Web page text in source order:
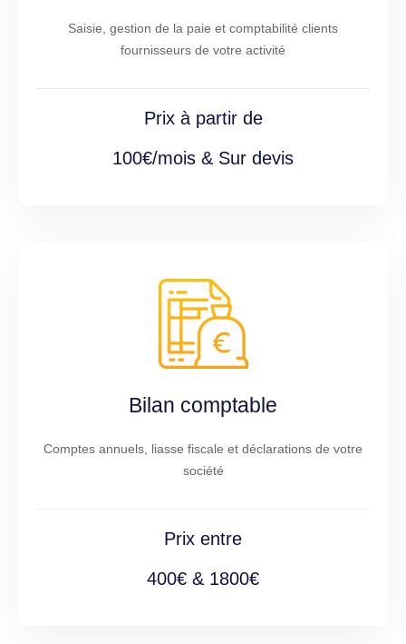
Saisie, gestion de la paie et comptabilité clients
fournisseurs de votre activité
Prix à partir de
100€/mois & Sur devis
Bilan comptable
Comptes annuels, liasse fiscale et déclarations de votre
société
Prix entre
400€ & 1800€